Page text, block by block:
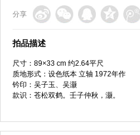
分享
拍品描述
尺寸：89×33 cm 约2.64平尺
质地形式：设色纸本 立轴 1972年作
钤印：吴子玉、吴灏
款识：苍松双鹤。壬子仲秋，灏。